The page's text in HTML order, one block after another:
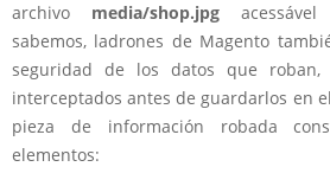
archivo media/shop.jpg acessável
sabemos, ladrones de Magento
seguridad de los datos que
interceptados antes de guardarlos en
pieza de información robada
elementos: